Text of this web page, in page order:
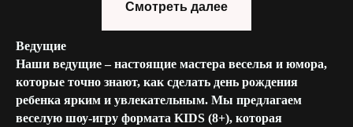
Смотреть далее
Ведущие
Наши ведущие – настоящие мастера веселья и юмора,
которые точно знают, как сделать день рождения
ребенка ярким и увлекательным. Мы предлагаем
веселую шоу-игру формата KIDS (8+), которая